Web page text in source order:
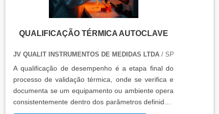
QUALIFICAÇÃO TÉRMICA AUTOCLAVE
JV QUALIT INSTRUMENTOS DE MEDIDAS LTDA/ SP
A qualificação de desempenho é a etapa final do
processo de validação térmica, onde se verifica e
documenta se um equipamento ou ambiente opera
consistentemente dentro dos parâmetros definidos,